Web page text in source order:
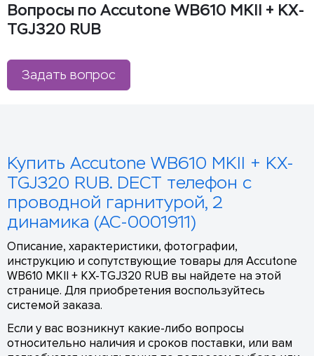
Вопросы по Accutone WB610 MKII + KX-
TGJ320 RUB
Задать вопрос
Купить Accutone WB610 MKII + KX-
TGJ320 RUB. DECT телефон c
проводной гарнитурой, 2
динамика (AC-0001911)
Описание, характеристики, фотографии,
инструкцию и сопутствующие товары для Accutone
WB610 MKII + KX-TGJ320 RUB вы найдете на этой
странице. Для приобретения воспользуйтесь
системой заказа.
Если у вас возникнут какие-либо вопросы
относительно наличия и сроков поставки, или вам